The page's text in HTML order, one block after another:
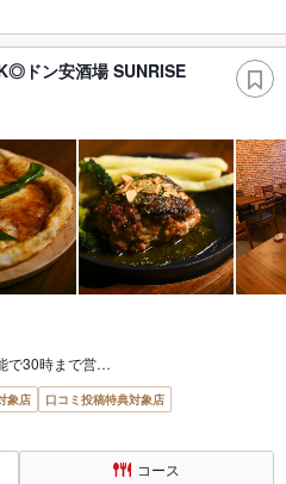
ドン安酒場 SUNRISE
で30時まで営…
象店
口コミ投稿特典対象店
コース